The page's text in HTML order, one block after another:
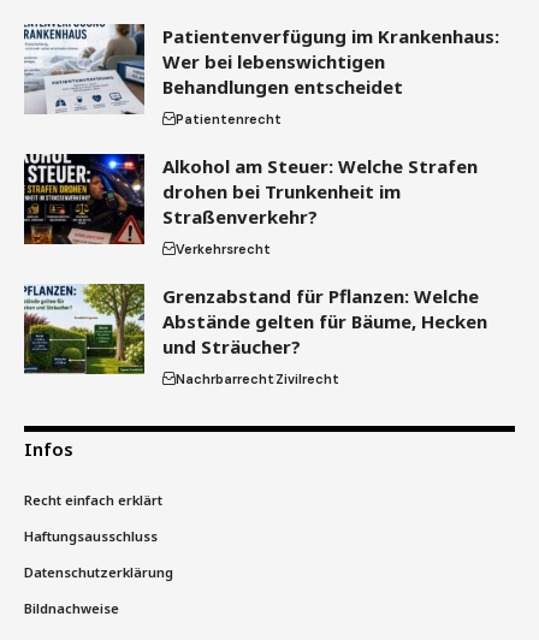
Patientenverfügung im Krankenhaus:
Wer bei lebenswichtigen
Behandlungen entscheidet
Patientenrecht
Alkohol am Steuer: Welche Strafen
drohen bei Trunkenheit im
Straßenverkehr?
Verkehrsrecht
Grenzabstand für Pflanzen: Welche
Abstände gelten für Bäume, Hecken
und Sträucher?
NachrbarrechtZivilrecht
Infos
Recht einfach erklärt
Haftungsausschluss
Datenschutzerklärung
Bildnachweise